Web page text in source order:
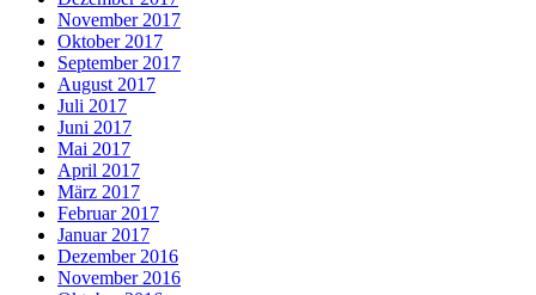
November 2017
Oktober 2017
September 2017
August 2017
Juli 2017
Juni 2017
Mai 2017
April 2017
März 2017
Februar 2017
Januar 2017
Dezember 2016
November 2016